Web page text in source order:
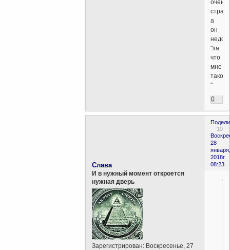
очень
а
он
"за
что
мне
такое?
"
0
10
28
января,
2018г.
08:23
Слава
И в нужный момент откроется
нужная дверь
Зарегистрирован: Воскресенье, 27